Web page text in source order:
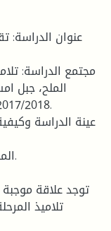
عنوان الدراسة:
مجتمع الدراسة:
الملح، جبل
تلاميذ